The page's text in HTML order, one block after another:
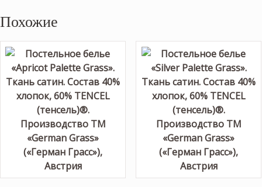
Похожие